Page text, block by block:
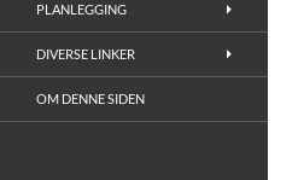
PLANLEGGING
DIVERSE LINKER
OM DENNE SIDEN